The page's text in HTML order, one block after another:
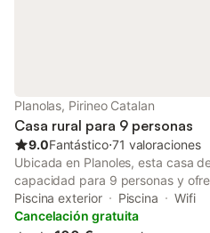
Planolas, Pirineo Catalan
Casa rural para 9 personas
9.0Fantástico⋅71 valoraciones
Ubicada en Planoles, esta casa
capacidad para 9 personas y
explorar el paisaje montañoso de
cuenta con 4 dormitorios, con
Piscina exterior Piscina
Wifi
Cancelación gratuita